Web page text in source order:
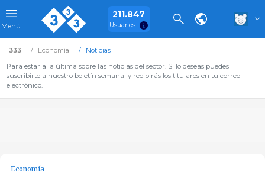
Menú
211.847
Usuarios
333 Economía
Noticias
Para estar a la última sobre las noticias del sector. Si lo deseas puedes
suscribirte a nuestro boletín semanal y recibirás los titulares en tu correo
electrónico.
Economía